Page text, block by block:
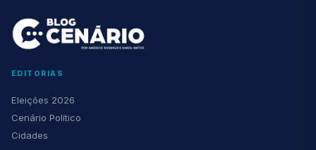
EDITORIAS
Eleições 2026
Cenário Político
Cidades